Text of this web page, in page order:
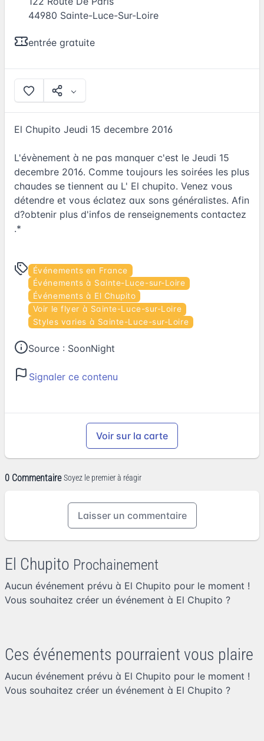
44980 Sainte-Luce-Sur-Loire
entrée gratuite
El Chupito Jeudi 15 decembre 2016
L'évènement à ne pas manquer c'est le Jeudi 15
decembre 2016. Comme toujours les soirées les plus
chaudes se tiennent au L' El chupito. Venez vous
détendre et vous éclatez aux sons généralistes. Afin
d?obtenir plus d'infos de renseignements contactez
.*
Événements en France
Événements à Sainte-Luce-sur-Loire
Événements à El Chupito
Voir le flyer à Sainte-Luce-sur-Loire
Styles varies à Sainte-Luce-sur-Loire
Source : SoonNight
Signaler ce contenu
Voir sur la carte
0 Commentaire Soyez le premier à réagir
Laisser un commentaire
El Chupito Prochainement
Aucun événement prévu à El Chupito pour le moment !
Vous souhaitez créer un événement à El Chupito ?
Ces événements pourraient vous plaire
Aucun événement prévu à El Chupito pour le moment !
Vous souhaitez créer un événement à El Chupito ?